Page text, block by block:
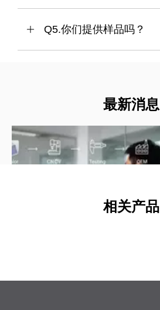
Q5.你们提供样品吗？
最新消息
关于乙缩醛塑料您需要了解的一切：高性能 POM 部件工程师指南
相关产品